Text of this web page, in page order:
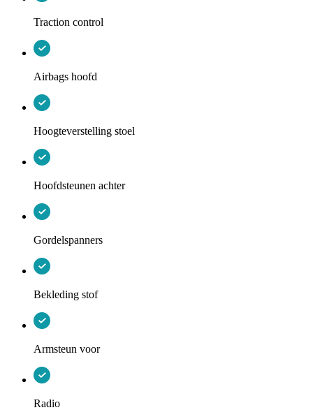
Traction control
Airbags hoofd
Hoogteverstelling stoel
Hoofdsteunen achter
Gordelspanners
Bekleding stof
Armsteun voor
Radio